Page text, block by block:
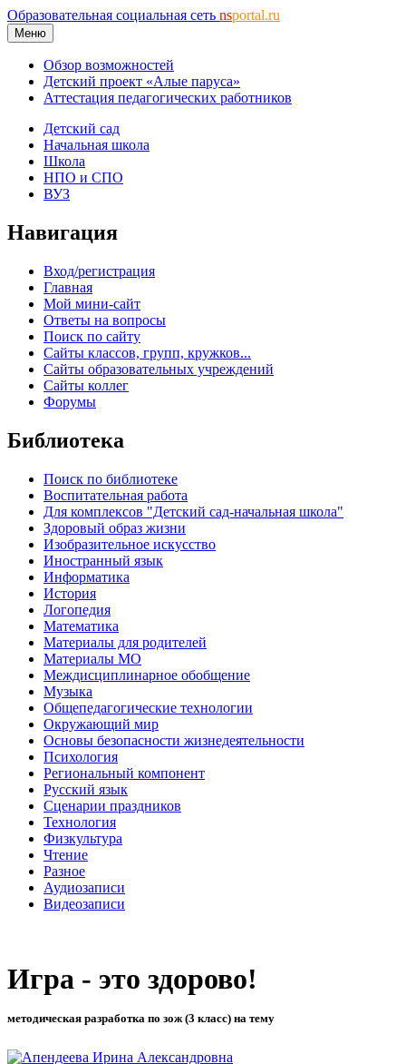
Образовательная социальная сеть nsportal.ru
Меню
Обзор возможностей
Детский проект «Алые паруса»
Аттестация педагогических работников
Детский сад
Начальная школа
Школа
НПО и СПО
ВУЗ
Навигация
Вход/регистрация
Главная
Мой мини-сайт
Ответы на вопросы
Поиск по сайту
Сайты классов, групп, кружков...
Сайты образовательных учреждений
Сайты коллег
Форумы
Библиотека
Поиск по библиотеке
Воспитательная работа
Для комплексов "Детский сад-начальная школа"
Здоровый образ жизни
Изобразительное искусство
Иностранный язык
Информатика
История
Логопедия
Математика
Материалы для родителей
Материалы МО
Междисциплинарное обобщение
Музыка
Общепедагогические технологии
Окружающий мир
Основы безопасности жизнедеятельности
Психология
Региональный компонент
Русский язык
Сценарии праздников
Технология
Физкультура
Чтение
Разное
Аудиозаписи
Видеозаписи
Игра - это здорово!
методическая разработка по зож (3 класс) на тему